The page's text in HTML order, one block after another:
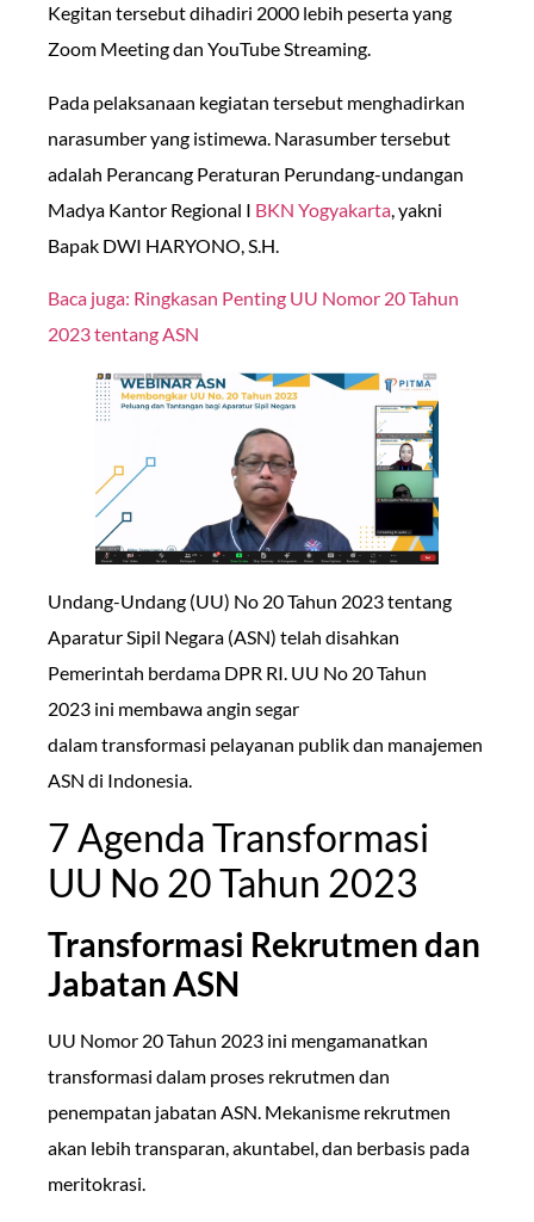
Kegitan tersebut dihadiri 2000 lebih peserta yang
Zoom Meeting dan YouTube Streaming.
Pada pelaksanaan kegiatan tersebut menghadirkan
narasumber yang istimewa. Narasumber tersebut
adalah Perancang Peraturan Perundang-undangan
Madya Kantor Regional I BKN Yogyakarta , yakni
Bapak DWI HARYONO, S.H.
Baca juga: Ringkasan Penting UU Nomor 20 Tahun
2023 tentang ASN
Undang-Undang (UU) No 20 Tahun 2023 tentang
Aparatur Sipil Negara (ASN) telah disahkan
Pemerintah berdama DPR RI. UU No 20 Tahun
2023 ini membawa angin segar
dalam transformasi pelayanan publik dan manajemen
ASN di Indonesia.
7 Agenda Transformasi
UU No 20 Tahun 2023
Transformasi Rekrutmen dan
Jabatan ASN
UU Nomor 20 Tahun 2023 ini mengamanatkan
transformasi dalam proses rekrutmen dan
penempatan jabatan ASN. Mekanisme rekrutmen
akan lebih transparan, akuntabel, dan berbasis pada
meritokrasi.